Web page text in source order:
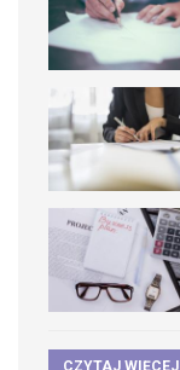
CZYTAJ WIĘCEJ